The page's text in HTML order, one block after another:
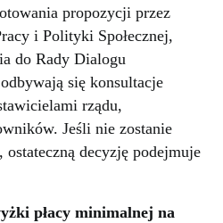
propozycji przez
i Polityki Społecznej,
do Rady Dialogu
się konsultacje
rządu,
Jeśli nie zostanie
decyzję podejmuje
płacy minimalnej na